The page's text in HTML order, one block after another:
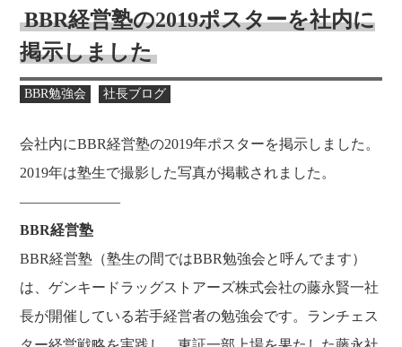
受賞歴
President greeting
Company Information
Corporate philosophy
社长致辞及介绍
公司概要
BBR経営塾の2019ポスターを社内に
掲示しました
BBR勉強会 社長ブログ
会社内にBBR経営塾の2019年ポスターを掲示しました。
2019年は塾生で撮影した写真が掲載されました。
———————
BBR経営塾
BBR経営塾（塾生の間ではBBR勉強会と呼んでます）
は、ゲンキードラッグストアーズ株式会社の藤永賢一社
長が開催している若手経営者の勉強会です。ランチェス